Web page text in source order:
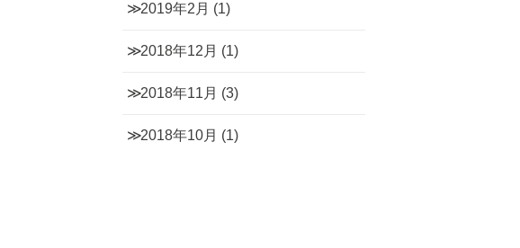
2019年2月 (1)
2018年12月 (1)
2018年11月 (3)
2018年10月 (1)